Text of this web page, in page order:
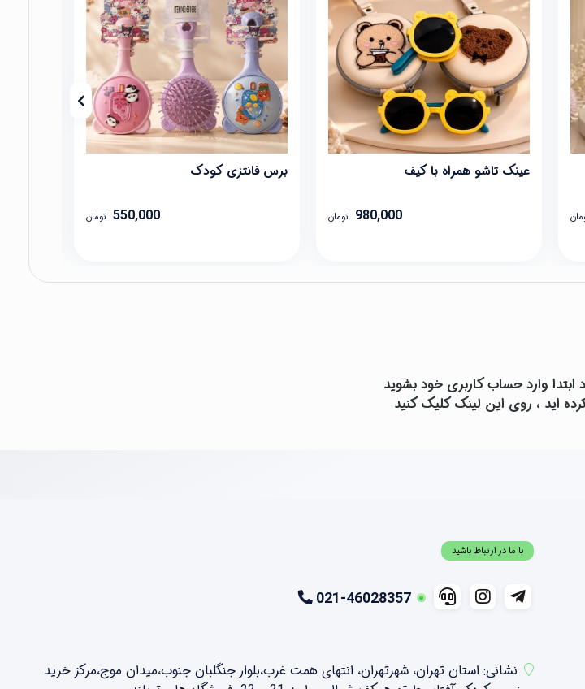
عینک تاشو همراه با کیف
980,000 تومان
برس فانتزی کودک
550,000 تومان
ابتدا وارد حساب کاربری خود بشوید
اید ، روی این لینککلیک کنید
با ما در ارتباط باشید
021-46028357
نشانی: استان تهران، شهرتهران، انتهای همت غرب،بلوار جنگلبان جنوب،میدان موج،مرکز خرید